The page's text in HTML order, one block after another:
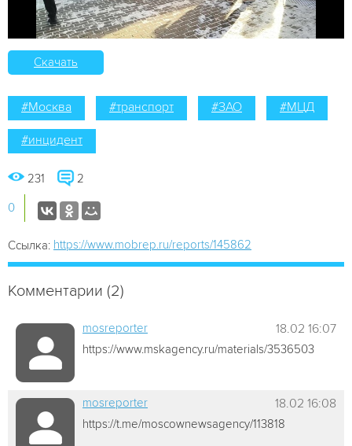
Скачать
#Москва #транспорт #ЗАО #МЦД
#инцидент
231 2
0
Ссылка: https://www.mobrep.ru/reports/145862
Комментарии (2)
mosreporter 18.02 16:07
https://www.mskagency.ru/materials/3536503
mosreporter 18.02 16:08
https://t.me/moscownewsagency/113818